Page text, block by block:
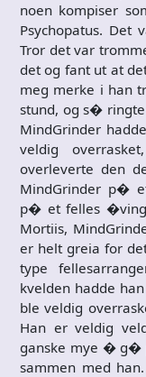
noen kompiser
Psychopatus.
Tror det var
det og fant ut at
meg merke i han
stund, og s�
MindGrinder
veldig
overleverte den
MindGrinder p�
p� et felles
Mortiis,
er helt greia for
type
kvelden hadde
ble veldig
Han er veldig
ganske mye � g�
sammen med